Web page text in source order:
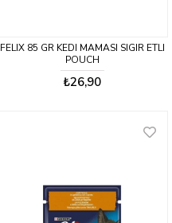
FELIX 85 GR KEDI MAMASI SIGIR ETLI
POUCH
₺26,90